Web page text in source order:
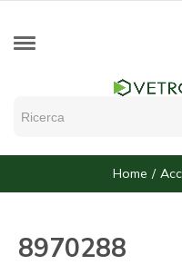
Home
8970288